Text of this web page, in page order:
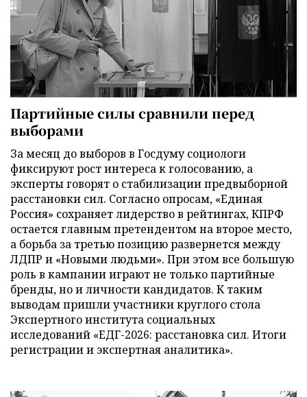
Партийные силы сравнили перед
выборами
За месяц до выборов в Госдуму социологи
фиксируют рост интереса к голосованию, а
эксперты говорят о стабилизации предвыборной
расстановки сил. Согласно опросам, «Единая
Россия» сохраняет лидерство в рейтингах, КПРФ
остается главным претендентом на второе место,
а борьба за третью позицию развернется между
ЛДПР и «Новыми людьми». При этом все большую
роль в кампании играют не только партийные
бренды, но и личности кандидатов. К таким
выводам пришли участники круглого стола
Экспертного института социальных
исследований «ЕДГ-2026: расстановка сил. Итоги
регистрации и экспертная аналитика».